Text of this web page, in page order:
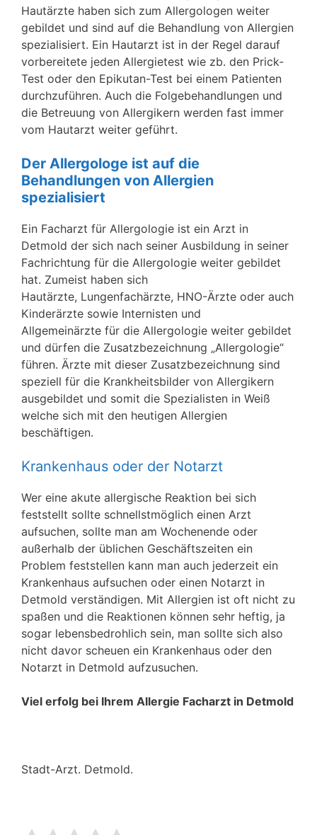
Hautärzte haben sich zum Allergologen weiter
gebildet und sind auf die Behandlung von Allergien
spezialisiert. Ein Hautarzt ist in der Regel darauf
vorbereitete jeden Allergietest wie zb. den Prick-
Test oder den Epikutan-Test bei einem Patienten
durchzuführen. Auch die Folgebehandlungen und
die Betreuung von Allergikern werden fast immer
vom Hautarzt weiter geführt.
Der Allergologe ist auf die
Behandlungen von Allergien
spezialisiert
Ein Facharzt für Allergologie ist ein Arzt in
Detmold der sich nach seiner Ausbildung in seiner
Fachrichtung für die Allergologie weiter gebildet
hat. Zumeist haben sich
Hautärzte, Lungenfachärzte, HNO-Ärzte oder auch
Kinderärzte sowie Internisten und
Allgemeinärzte für die Allergologie weiter gebildet
und dürfen die Zusatzbezeichnung „Allergologie“
führen. Ärzte mit dieser Zusatzbezeichnung sind
speziell für die Krankheitsbilder von Allergikern
ausgebildet und somit die Spezialisten in Weiß
welche sich mit den heutigen Allergien
beschäftigen.
Krankenhaus oder der Notarzt
Wer eine akute allergische Reaktion bei sich
feststellt sollte schnellstmöglich einen Arzt
aufsuchen, sollte man am Wochenende oder
außerhalb der üblichen Geschäftszeiten ein
Problem feststellen kann man auch jederzeit ein
Krankenhaus aufsuchen oder einen Notarzt in
Detmold verständigen. Mit Allergien ist oft nicht zu
spaßen und die Reaktionen können sehr heftig, ja
sogar lebensbedrohlich sein, man sollte sich also
nicht davor scheuen ein Krankenhaus oder den
Notarzt in Detmold aufzusuchen.
Viel erfolg bei Ihrem Allergie Facharzt in Detmold
Stadt-Arzt. Detmold.